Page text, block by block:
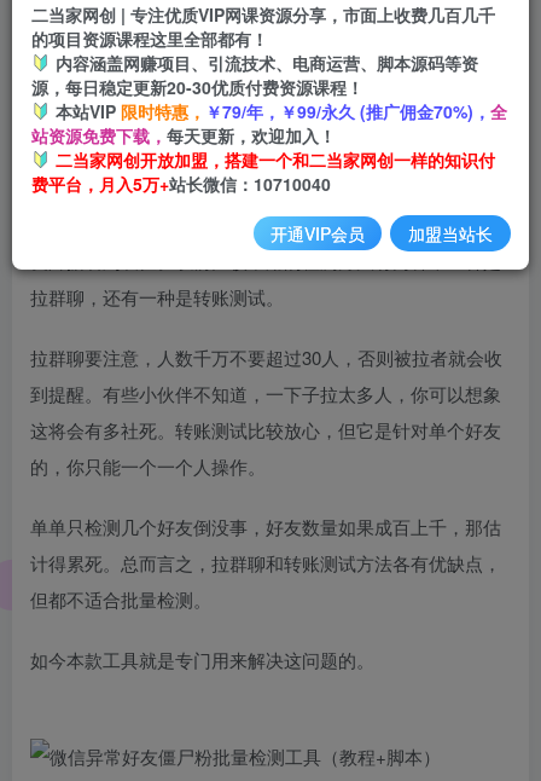
登录购买
众所周知，微信被删除拉黑后，对方仍会留在你的好友列
表，很碍眼。因此，我们需要时不时检测清理下，别让假好
拉群聊，还有一种是转账测试。
拉群聊要注意，人数千万不要超过30人，否则被拉者就会收
到提醒。有些小伙伴不知道，一下子拉太多人，你可以想象
这将会有多社死。转账测试比较放心，但它是针对单个好友
的，你只能一个一个人操作。
单单只检测几个好友倒没事，好友数量如果成百上千，那估
计得累死。总而言之，拉群聊和转账测试方法各有优缺点，
但都不适合批量检测。
如今本款工具就是专门用来解决这问题的。
二当家网创 | 专注优质VIP网课资源分享，市面上收费几百几千
的项目资源课程这里全部都有！
内容涵盖网赚项目、引流技术、电商运营、脚本源码等资
源，每日稳定更新20-30优质付费资源课程！
本站VIP 限时特惠， ￥79/年，￥99/永久 (推广佣金70%)， 全
站资源免费下载， 每天更新，欢迎加入！
二当家网创开放加盟，搭建一个和二当家网创一样的知识付
费平台，月入5万+站长微信：10710040
开通VIP会员 加盟当站长